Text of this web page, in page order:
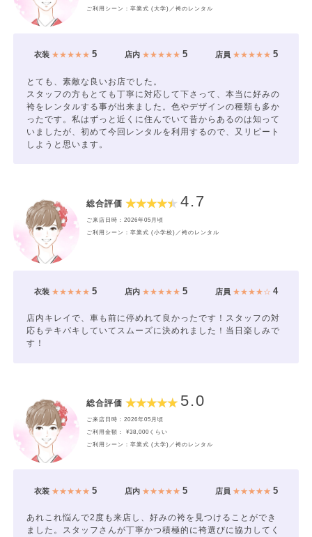
ご利用シーン：卒業式 (大学)／袴のレンタル
衣装★★★★★ 5 店内★★★★★ 5 店員 ★★★★★5
とても、素敵な良いお店でした。
スタッフの方もとても丁寧に対応して下さって、本当に好みの
袴をレンタルする事が出来ました。色やデザインの種類も多か
ったです。私はずっと近くに住んでいて昔からあるのは知って
いましたが、初めて今回レンタルを利用するので、又リピート
しようと思います。
総合評価 4.7
ご来店日時：2026年05月頃
ご利用シーン：卒業式 (小学校)／袴のレンタル
衣装★★★★★ 5 店内★★★★★ 5 店員 ★★★★☆4
店内キレイで、車も前に停めれて良かったです！スタッフの対
応もテキパキしていてスムーズに決めれました！当日楽しみで
す！
総合評価 5.0
ご来店日時：2026年05月頃
ご利用金額： ¥38,000くらい
ご利用シーン：卒業式 (大学)／袴のレンタル
衣装★★★★★ 5 店内★★★★★ 5 店員 ★★★★★5
あれこれ悩んで2度も来店し、好みの袴を見つけることができ
ました。スタッフさんが丁寧かつ積極的に袴選びに協力してく